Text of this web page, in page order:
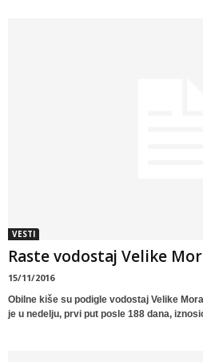
VESTI
Raste vodostaj Velike
15/11/2016
Obilne kiše su podigle vodostaj Velike
je u nedelju, prvi put posle 188 dana,